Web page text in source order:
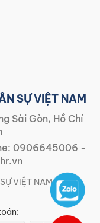
SỰ VIỆT NAM
Sài Gòn, Hồ Chí
0906645006 -
VIỆT NAM | |